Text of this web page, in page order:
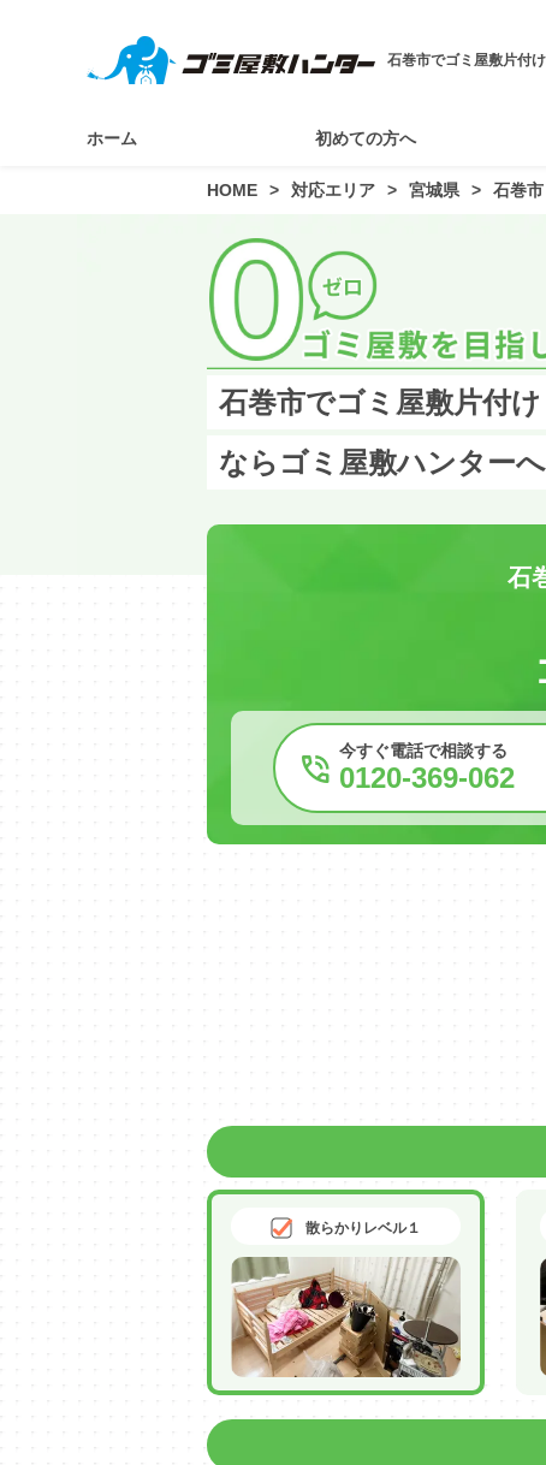
石巻市でゴミ屋敷片付
ホーム 初めての方へ
HOME 対応エリア 宮城県 石巻市
石巻市でゴミ屋敷片付
ならゴミ屋敷ハンターへ
石
今すぐ電話で相談する
0120-369-062
散らかりレベル１